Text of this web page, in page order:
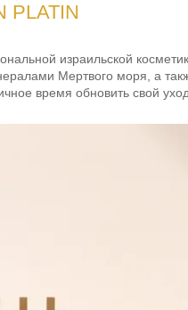
израильской
Мертвого моря, а
время обновить свой